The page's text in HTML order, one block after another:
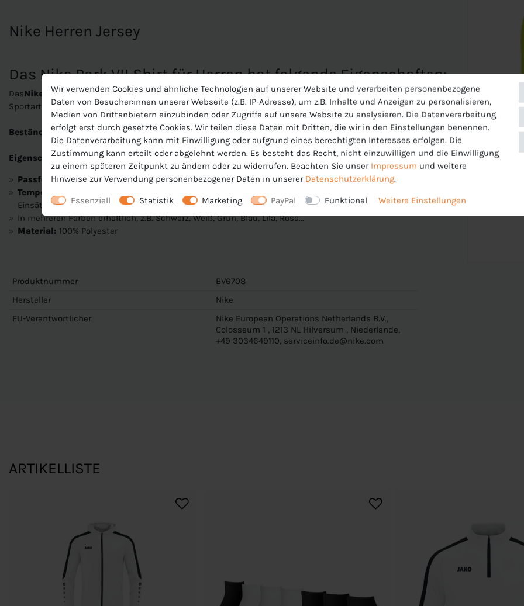
Nike Herren Jersey
Das Nike Park VII Shirt für Herren hat folgende Eigenschaften:
DasNike Park VII Shirt für Herrenist ein bequemes Sportshirt mit kurzen Ärmeln das sich für verschiedene
Sportarten eignet. Es ist das perfekte Shirt um damit sein gesamtes Team einzukleiden!
Beständigkeit:Dieses Produkt wurde aus recyceltem Polyester hergestellt
Eigenschaften:
Passform:Slim fit
Temperaturregulierung:
Einsätze für perfekte Ventilation
In mehreren Farben erhältlich, z.B. Schwarz, Weiß, Grün, Blau, Lila, Rosa...
Material: 100% Polyester
Produktnummer
BV6708
Hersteller
Nike
EU-Verantwortlicher
Nike European Operations Netherlands B.V.,
Colosseum 1 , 1213 NL Hilversum , Niederlande,
+49 3034649110, serviceinfo.de@nike.com
ARTIKELLISTE
Wir verwenden Cookies und ähnliche Technologien auf unserer Website und verarbeiten personenbezogene
Daten von Besucher:innen unserer Webseite (z.B. IP-Adresse), um z.B. Inhalte und Anzeigen zu personalisieren,
Medien von Drittanbietern einzubinden oder Zugriffe auf unsere Website zu analysieren. Die Datenverarbeitung
erfolgt erst durch gesetzte Cookies. Wir teilen diese Daten mit Dritten, die wir in den Einstellungen benennen.
Die Datenverarbeitung kann mit Einwilligung oder aufgrund eines berechtigten Interesses erfolgen. Die
Zustimmung kann erteilt oder abgelehnt werden. Es besteht das Recht, nicht einzuwilligen und die Einwilligung
zu einem späteren Zeitpunkt zu ändern oder zu widerrufen. Beachten Sie unser Impressum und weitere
Hinweise zur Verwendung personenbezogener Daten in unserer Daten­schutz­erklärung.
Essenziell Statistik Marketing PayPal Funktional Weitere Einstellungen